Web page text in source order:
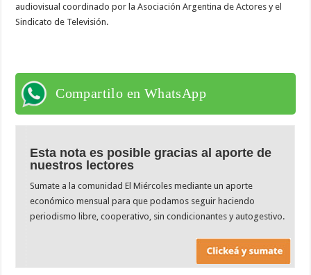
audiovisual coordinado por la Asociación Argentina de Actores y el
Sindicato de Televisión.
Compartilo en WhatsApp
Esta nota es posible gracias al aporte de
nuestros lectores
Sumate a la comunidad El Miércoles mediante un aporte
económico mensual para que podamos seguir haciendo
periodismo libre, cooperativo, sin condicionantes y autogestivo.